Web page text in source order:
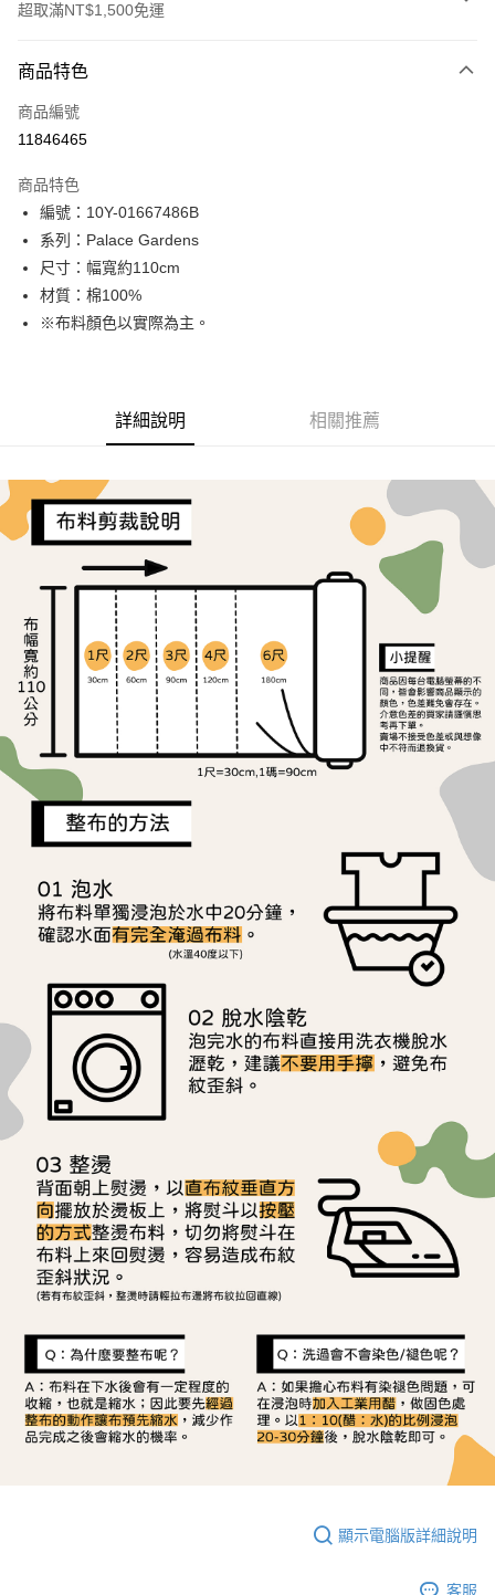
超取滿NT$1,500免運
信用卡一次付款
超商取貨付款
Apple Pay
街口支付
Google Pay
AFTEE先享後付
１．簡單：不需註冊會員、不需綁卡、不需儲值。
３．安心：先確認商品／服務後，再付款。
【「AFTEE先享後付」結帳流程】
１．於結帳方式選擇「AFTEE先享後付」後，將跳轉至「AFTEE先享後付」
結帳頁面，進行簡訊認證並確認金額後，即可完成結帳。
２．訂單成立數日內，您將收到繳費通知簡訊。
３．收到繳費通知簡訊後14天內，點擊此簡訊中的連結，可透過四大超商／
ATM／網路銀行／等多元方式進行付款，方視為交易完成。
※ 請注意：結帳手續完成當下不需立刻繳費，但若您需要取消訂單，請聯絡
購買商品的店家。未經商家同意取消之訂單仍視為有效，需透過AFTEE先享
後付繳納相關費用。
※ 交易是否成功請以「AFTEE先享後付 」之結帳頁面顯示為準，若有關於
是否繳費成功／繳費後需取消欲退款等相關疑問，請聯繫「AFTEE先享後付
客戶支援中心」 https://netprotections.freshdesk.com/support/home
【注意事項】
１．透過由恩沛科技股份有限公司提供之「AFTEE先享後付」服務完成之交
易，需依本服務之必要範圍內提供個人資料，並將交易相關給付款項請求債
權轉讓予恩沛科技股份有限公司。
https://aftee.tw/terms/#terms3
３．未成年的使用者請事先徵得法定代理人或監護人之同意方可使用
「AFTEE先享後付」，若未經同意申辦者引起之損失，本公司不負相關責
任。
４．使用「AFTEE先享後付」時，將依據個別帳號之用戶狀況，依本公司即
時審查核予不同之上限額度；若仍有額度不足之情形，本公司將視審查結果
請求用戶進行身份認證。
５．嚴禁一人註冊多個帳號或使用他人資訊註冊。若發現惡意使用之情形，
恩沛科技股份有限公司將有權停止該用戶之使用額度並採取法律行動。
全家取貨付款
每筆NT$65，滿NT$1,500(含以上)免運費
每筆NT$65，滿NT$1,500(含以上)免運費
宅配
每筆NT$150，滿NT$1,500(含以上)免運費
離島宅配
每筆NT$240
商品特色
商品編號
11846465
商品特色
編號：10Y-01667486B
系列：Palace Gardens
尺寸：幅寬約110cm
材質：棉100%
※布料顏色以實際為主。
詳細說明 相關推薦
顯示電腦版詳細說明
客服